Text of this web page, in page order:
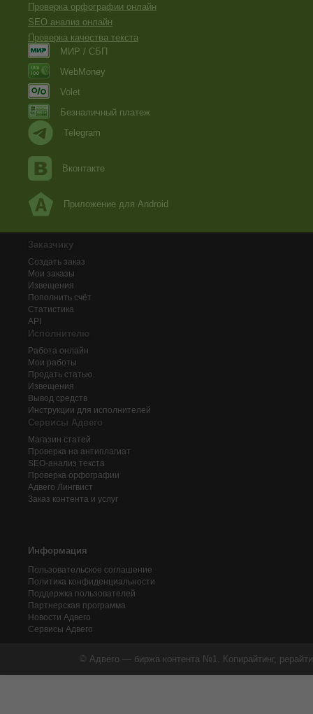
Проверка орфографии онлайн
SEO анализ онлайн
Проверка качества текста
МИР / СБП
WebMoney
Volet
Безналичный платеж
Telegram
Вконтакте
Приложение для Android
Заказчику
Создать заказ
Мои заказы
Извещения
Пополнить счёт
Статистика
API
Исполнителю
Работа онлайн
Мои работы
Продать статью
Извещения
Вывод средств
Инструкции для исполнителей
Сервисы Адвего
Магазин статей
Проверка на антиплагиат
SEO-анализ текста
Проверка орфографии
Адвего Лингвист
Заказ контента и услуг
Информация
Пользовательское соглашение
Политика конфиденциальности
Поддержка пользователей
Партнерская программа
Новости Адвего
Сервисы Адвего
© Адвего — биржа контента №1. Копирайтинг,